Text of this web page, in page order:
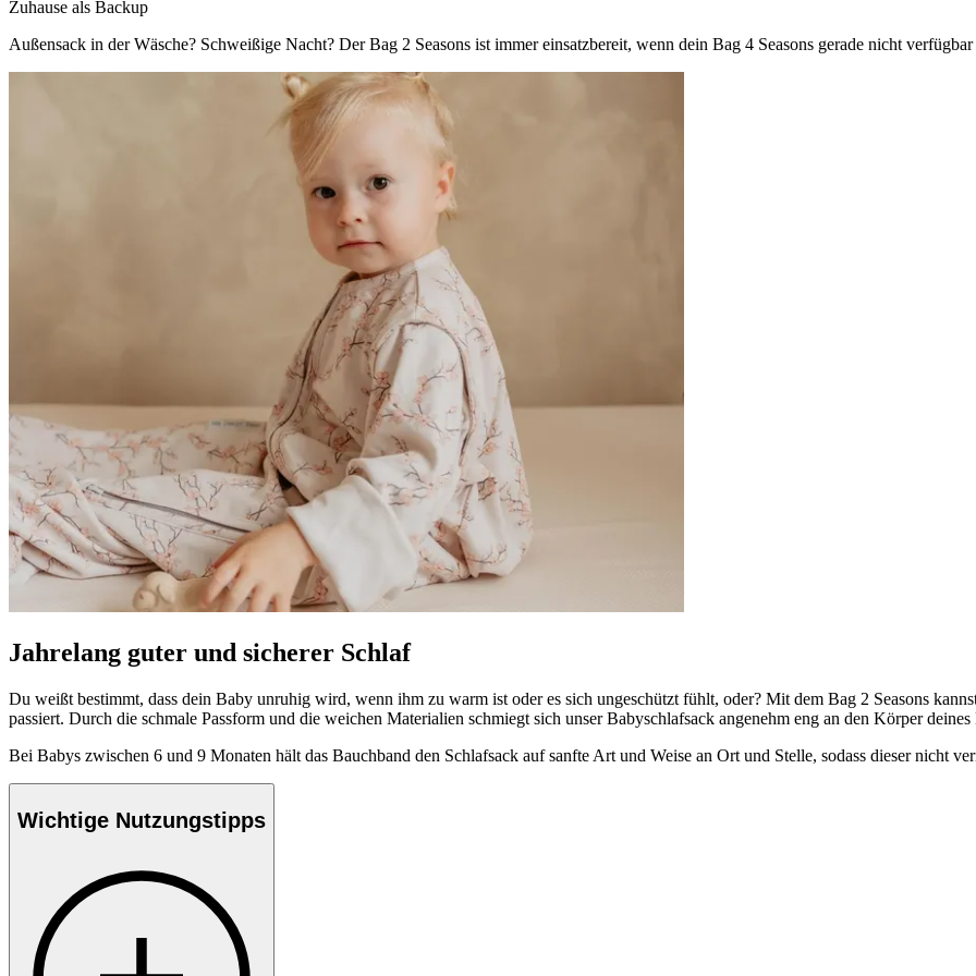
Zuhause als Backup
Außensack in der Wäsche? Schweißige Nacht? Der Bag 2 Seasons ist immer einsatzbereit, wenn dein Bag 4 Seasons gerade nicht
Jahrelang guter und sicherer Schlaf
Du weißt bestimmt, dass dein Baby unruhig wird, wenn ihm zu warm ist oder es sich ungeschützt fühlt, oder? Mit dem Bag 2 Seasons
passiert. Durch die schmale Passform und die weichen Materialien schmiegt sich unser Babyschlafsack angenehm eng an den Körper
Bei Babys zwischen 6 und 9 Monaten hält das Bauchband den Schlafsack auf sanfte Art und Weise an Ort und Stelle, sodass dieser nicht
Wichtige Nutzungstipps